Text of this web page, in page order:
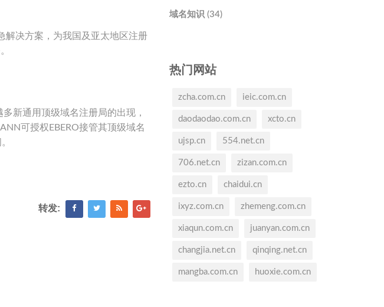
解决方案，为我国及亚太地区注册
新通用顶级域名注册局的出现，
可授权EBERO接管其顶级域名
转发:
域名知识 (34)
热门网站
zcha.com.cn ieic.com.cn
daodaodao.com.cn xcto.cn
ujsp.cn 554.net.cn
706.net.cn zizan.com.cn
ezto.cn chaidui.cn
ixyz.com.cn zhemeng.com.cn
xiaqun.com.cn juanyan.com.cn
changjia.net.cn qinqing.net.cn
mangba.com.cn huoxie.com.cn